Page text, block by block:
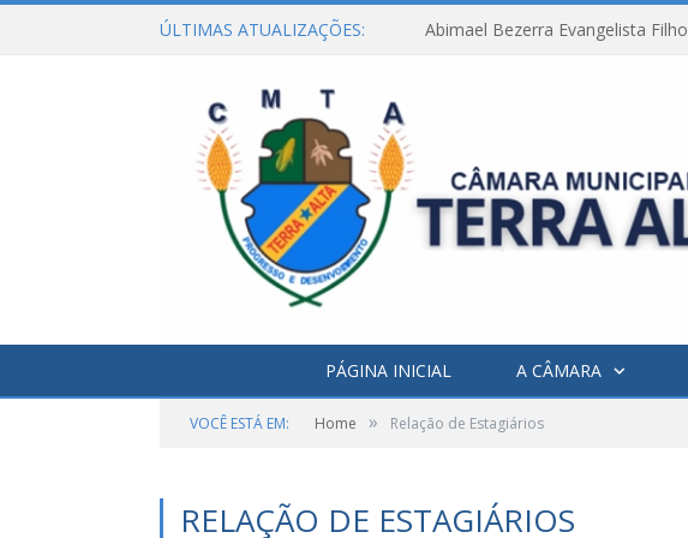
ÚLTIMAS ATUALIZAÇÕES: Abimael Bezerra Evangelista Filho
PÁGINA INICIAL A CÂMARA
VOCÊ ESTÁ EM: Home » Relação de Estagiários
RELAÇÃO DE ESTAGIÁRIOS